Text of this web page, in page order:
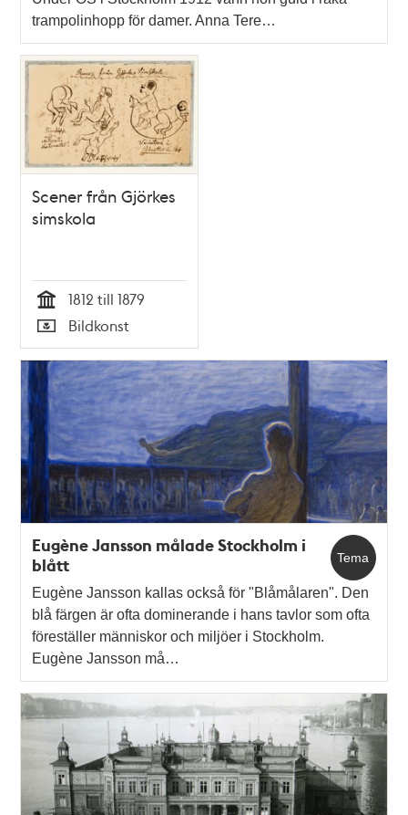
trampolinhopp för damer. Anna Tere…
Scener från Gjörkes
simskola
Tid
1812 till 1879
Typ
Bildkonst
Tema
Eugène Jansson målade Stockholm i
blått
Eugène Jansson kallas också för "Blåmålaren". Den
blå färgen är ofta dominerande i hans tavlor som ofta
föreställer människor och miljöer i Stockholm.
Eugène Jansson må…